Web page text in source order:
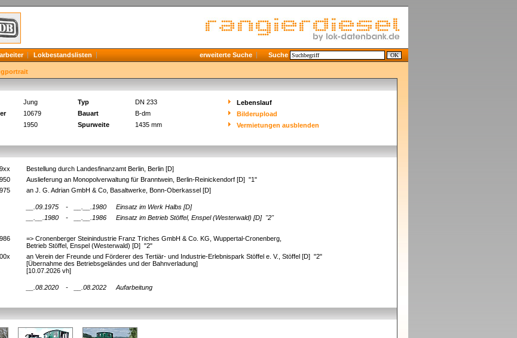
Lokbestandslisten erweiterte Suche Suche
Jung Typ DN 233
Lebenslauf
10679 Bauart B-dm
Bilderupload
1950 Spurweite 1435 mm Vermietungen ausblenden
Bestellung durch Landesfinanzamt Berlin, Berlin [D]
Auslieferung an Monopolverwaltung für Branntwein, Berlin-Reinickendorf [D] "1"
an J. G. Adrian GmbH & Co, Basaltwerke, Bonn-Oberkassel [D]
__.09.1975 - __.__.1980
Einsatz im Werk Halbs [D]
__.__.1980
- __.__.1986 Einsatz im Betrieb Stöffel, Enspel (Westerwald) [D] "2"
=> Cronenberger Steinindustrie Franz Triches GmbH & Co. KG, Wuppertal-Cronenberg,
Betrieb Stöffel, Enspel (Westerwald) [D] "2"
an Verein der Freunde und Förderer des Tertiär- und Industrie-Erlebnispark Stöffel e. V., Stöffel [D] "2"
[Übernahme des Betriebsgeländes und der Bahnverladung]
[10.07.2026 vh]
__.08.2020 - __.08.2022 Aufarbeitung